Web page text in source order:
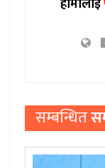
हामीलाई
सम्बन्धित